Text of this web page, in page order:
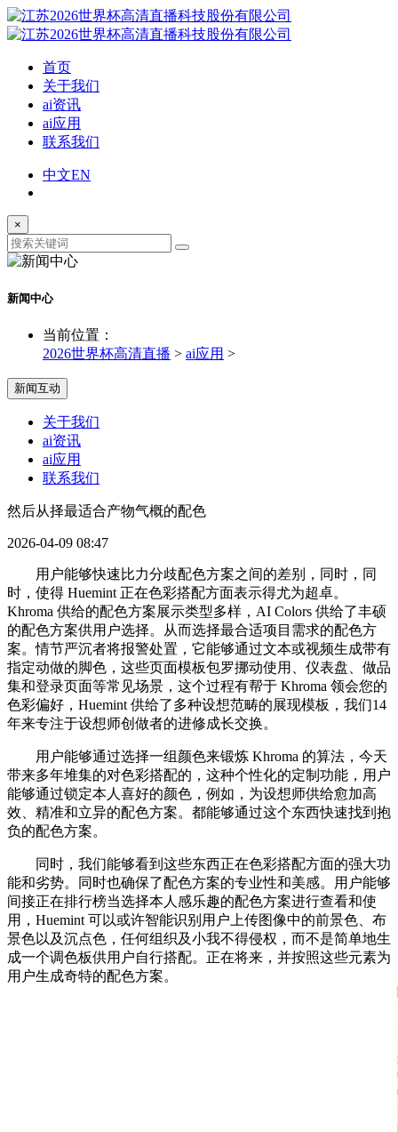
首页
关于我们
ai资讯
ai应用
联系我们
中文EN
×
新闻中心
当前位置：
2026世界杯高清直播 > ai应用 >
新闻互动
关于我们
ai资讯
ai应用
联系我们
然后从择最适合产物气概的配色
2026-04-09 08:47
用户能够快速比力分歧配色方案之间的差别，同时，同
时，使得 Huemint 正在色彩搭配方面表示得尤为超卓。
Khroma 供给的配色方案展示类型多样，AI Colors 供给了丰硕
的配色方案供用户选择。从而选择最合适项目需求的配色方
案。情节严沉者将报警处置，它能够通过文本或视频生成带有
指定动做的脚色，这些页面模板包罗挪动使用、仪表盘、做品
集和登录页面等常见场景，这个过程有帮于 Khroma 领会您的
色彩偏好，Huemint 供给了多种设想范畴的展现模板，我们14
年来专注于设想师创做者的进修成长交换。
用户能够通过选择一组颜色来锻炼 Khroma 的算法，今天
带来多年堆集的对色彩搭配的，这种个性化的定制功能，用户
能够通过锁定本人喜好的颜色，例如，为设想师供给愈加高
效、精准和立异的配色方案。都能够通过这个东西快速找到抱
负的配色方案。
同时，我们能够看到这些东西正在色彩搭配方面的强大功
能和劣势。同时也确保了配色方案的专业性和美感。用户能够
间接正在排行榜当选择本人感乐趣的配色方案进行查看和使
用，Huemint 可以或许智能识别用户上传图像中的前景色、布
景色以及沉点色，任何组织及小我不得侵权，而不是简单地生
成一个调色板供用户自行搭配。正在将来，并按照这些元素为
用户生成奇特的配色方案。